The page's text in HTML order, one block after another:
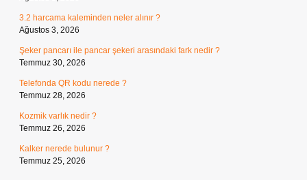
3.2 harcama kaleminden neler alınır ?
Ağustos 3, 2026
Şeker pancarı ile pancar şekeri arasındaki fark nedir ?
Temmuz 30, 2026
Telefonda QR kodu nerede ?
Temmuz 28, 2026
Kozmik varlık nedir ?
Temmuz 26, 2026
Kalker nerede bulunur ?
Temmuz 25, 2026